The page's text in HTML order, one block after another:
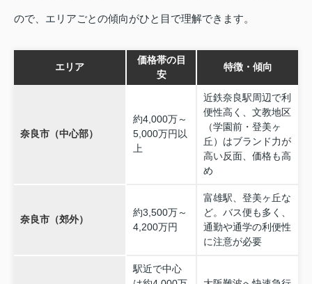
ので、エリアごとの傾向がひと目で理解できます。
エリア
価格帯の目
安
特徴・傾向
奈良市（中心部）
約4,000万～
5,000万円以
上
近鉄奈良駅周辺で利
便性高く、文教地区
（学園前・登美ヶ
丘）はブランド力が
高い反面、価格も高
め
奈良市（郊外）
約3,500万～
4,200万円
富雄駅、登美ヶ丘な
ど。バス便も多く、
通勤や通学の利便性
に注意が必要
駅近で中心